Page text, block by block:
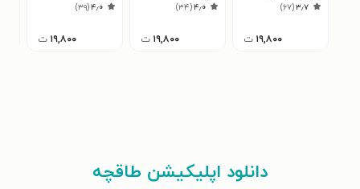
۳٫۷(۶۷)
۱۹,۸۰۰ ت
۴٫۰(۳۴)
۱۹,۸۰۰ ت
۴٫۰(۳۹)
۱۹,۸۰۰ ت
دانلود اپلیکیشن طاقچه